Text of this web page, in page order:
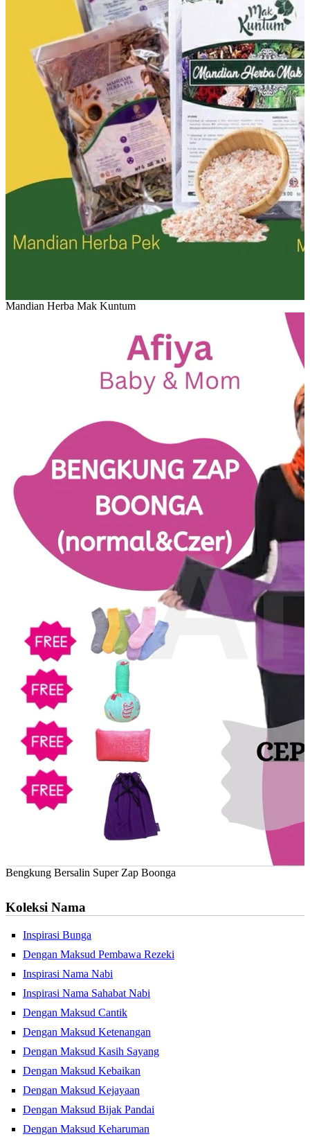
Mandian Herba Mak Kuntum
Bengkung Bersalin Super Zap Boonga
Koleksi Nama
Inspirasi Bunga
Dengan Maksud Pembawa Rezeki
Inspirasi Nama Nabi
Inspirasi Nama Sahabat Nabi
Dengan Maksud Cantik
Dengan Maksud Ketenangan
Dengan Maksud Kasih Sayang
Dengan Maksud Kebaikan
Dengan Maksud Kejayaan
Dengan Maksud Bijak Pandai
Dengan Maksud Keharuman